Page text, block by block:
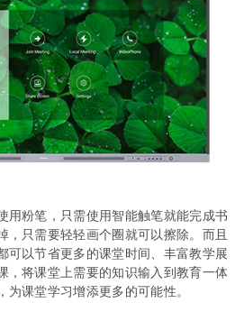
用粉笔，只需使用智能触笔就能完成书
，只需要轻轻画个圈就可以擦除。而且
可以节省更多的课堂时间、丰富教学展
，将课堂上需要的知识输入到教育一体
为课堂学习增添更多的可能性。